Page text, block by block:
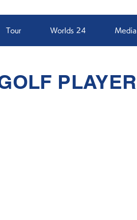
Tour Worlds 24 Media
PLAYER